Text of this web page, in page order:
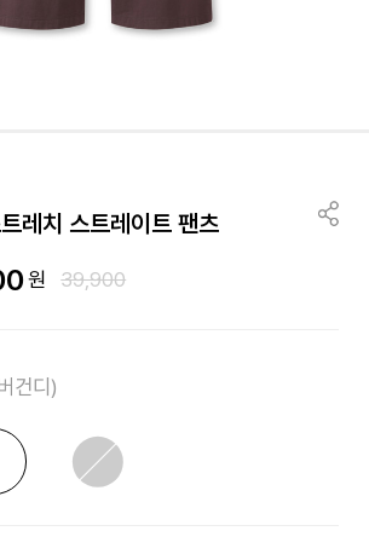
레치 스트레이트 팬츠
원 39,900
건디)